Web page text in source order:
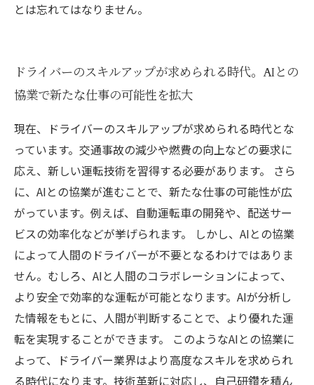
とは忘れてはなりません。
ドライバーのスキルアップが求められる時代。AIとの
協業で新たな仕事の可能性を拡大
現在、ドライバーのスキルアップが求められる時代とな
っています。交通事故の減少や燃費の向上などの要求に
応え、新しい運転技術を習得する必要があります。 さら
に、AIとの協業が進むことで、新たな仕事の可能性が広
がっています。例えば、自動運転車の開発や、配送サー
ビスの効率化などが挙げられます。 しかし、AIとの協業
によって人間のドライバーが不要となるわけではありま
せん。むしろ、AIと人間のコラボレーションによって、
より安全で効率的な運転が可能となります。AIが分析し
た情報をもとに、人間が判断することで、より優れた運
転を実現することができます。 このようなAIとの協業に
よって、ドライバー業界はより高度なスキルを求められ
る時代になります。技術革新に対応し、自己研鑽を積ん